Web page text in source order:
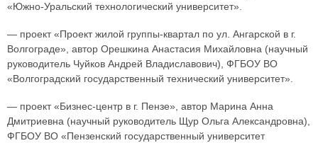
«Южно-Уральский технологический университет».
— проект «Проект жилой группы-квартал по ул. Ангарской в г.
Волгограде», автор Орешкина Анастасия Михайловна (научный
руководитель Чуйков Андрей Владиславович), ФГБОУ ВО
«Волгоградский государственный технический университет».
— проект «Бизнес-центр в г. Пензе», автор Марина Анна
Дмитриевна (научный руководитель Щур Ольга Александровна),
ФГБОУ ВО «Пензенский государственный университет